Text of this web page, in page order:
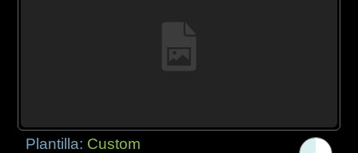
Plantilla: Custom